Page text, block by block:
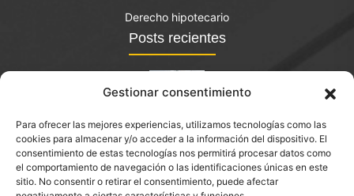
Gestionar consentimiento
Para ofrecer las mejores experiencias, utilizamos tecnologías como las
cookies para almacenar y/o acceder a la información del dispositivo. El
consentimiento de estas tecnologías nos permitirá procesar datos como
el comportamiento de navegación o las identificaciones únicas en este
sitio. No consentir o retirar el consentimiento, puede afectar
Derecho hipotecario
Posts recientes
El bono joven de vivienda: qué es y quién lo puede
solicitar?
septiembre 14, 2023